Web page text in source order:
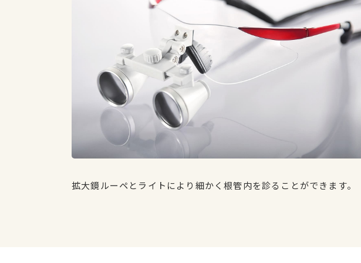
拡大鏡ルーペとライトにより細かく根管内を診ることができます。